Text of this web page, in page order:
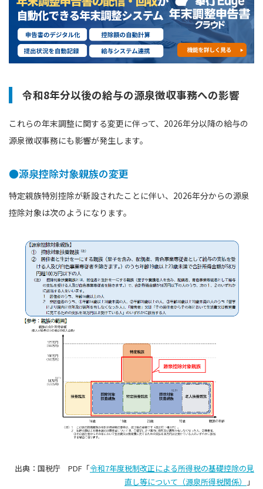
令和8年分以後の給与の源泉徴収事務への影響
これらの年末調整に関する変更に伴って、2026年分以降の給与の
源泉徴収事務にも影響が発生します。
●源泉控除対象親族の変更
特定親族特別控除が新設されたことに伴い、2026年分からの源泉
控除対象は次のようになります。
出典：国税庁 PDF「令和7年度税制改正による所得税の基礎控除の見
直し等について（源泉所得税関係）
」